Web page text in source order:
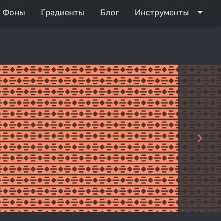
Фоны Градиенты Блог Инструменты arrow_drop_down
navigate_next